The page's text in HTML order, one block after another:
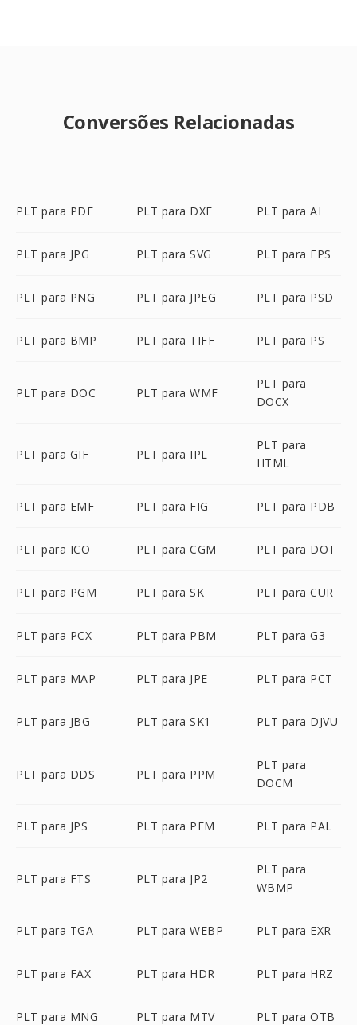
Conversões Relacionadas
PLT para PDF PLT para DXF PLT para AI
PLT para JPG PLT para SVG PLT para EPS
PLT para PNG PLT para JPEG PLT para PSD
PLT para BMP PLT para TIFF PLT para PS
PLT para DOC PLT para WMF
PLT para
DOCX
PLT para GIF PLT para IPL
PLT para
HTML
PLT para EMF PLT para FIG PLT para PDB
PLT para ICO PLT para CGM PLT para DOT
PLT para PGM PLT para SK PLT para CUR
PLT para PCX PLT para PBM PLT para G3
PLT para MAP PLT para JPE PLT para PCT
PLT para JBG PLT para SK1 PLT para DJVU
PLT para DDS PLT para PPM
PLT para
DOCM
PLT para JPS PLT para PFM PLT para PAL
PLT para FTS PLT para JP2
PLT para
WBMP
PLT para TGA PLT para WEBP PLT para EXR
PLT para FAX PLT para HDR PLT para HRZ
PLT para MNG PLT para MTV PLT para OTB